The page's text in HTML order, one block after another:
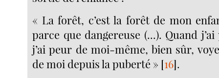
« La forêt, c’est la forêt de mon
parce que dangereuse (...). Quand
j’ai peur de moi-même, bien sûr,
de moi depuis la puberté » [16].